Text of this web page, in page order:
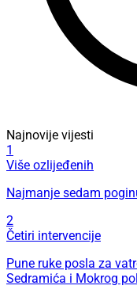
Najnovije vijesti
1
Više ozlijeđenih
Najmanje sedam
2
Četiri intervencije
Pune ruke posla za
Sedramića i Mokrog